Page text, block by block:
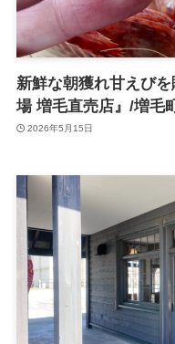
新鮮な朝獲れ甘えび
場 増毛直売店』/増毛
2026年5月15日